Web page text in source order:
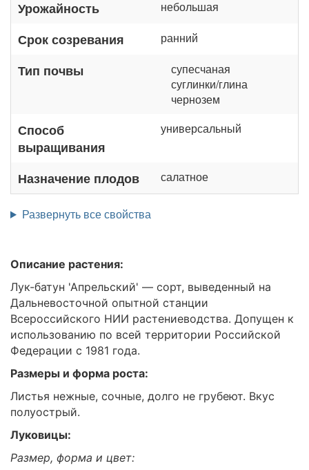
Урожайность небольшая
Срок созревания ранний
Тип почвы
супесчаная
суглинки/глина
чернозем
Способ
выращивания
универсальный
Назначение плодов салатное
Развернуть все свойства
Описание растения:
Лук-батун 'Апрельский' — сорт, выведенный на
Дальневосточной опытной станции
Всероссийского НИИ растениеводства. Допущен к
использованию по всей территории Российской
Федерации с 1981 года.
Размеры и форма роста:
Листья нежные, сочные, долго не грубеют. Вкус
полуострый.
Луковицы:
Размер, форма и цвет: